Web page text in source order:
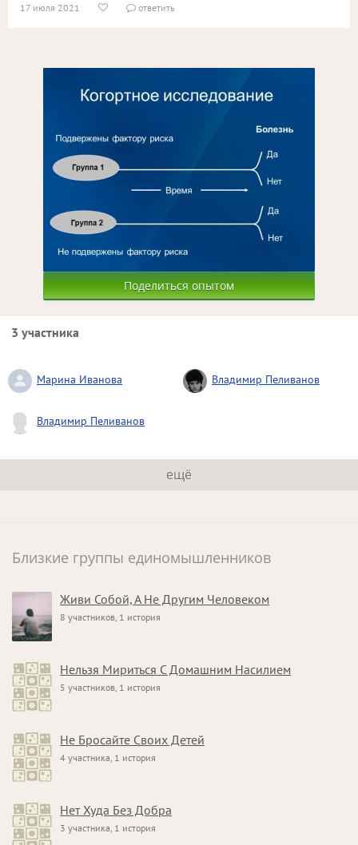
17 июля 2021   ответить
Поделиться опытом
3 участника
Марина Иванова Владимир Пеливанов
Владимир Пеливанов
ещё
Близкие группы единомышленников
Живи Собой, А Не Другим Человеком
8 участников, 1 история
Нельзя Мириться С Домашним Насилием
5 участников, 1 история
Не Бросайте Своих Детей
4 участника, 1 история
Нет Худа Без Добра
3 участника, 1 история